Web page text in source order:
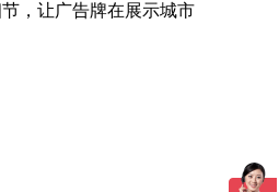
，让广告牌在展示城市